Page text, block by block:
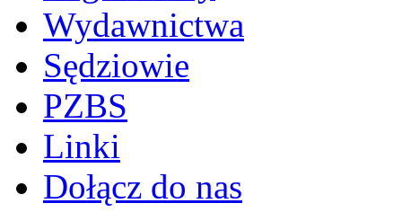
Wydawnictwa
Sędziowie
PZBS
Linki
Dołącz do nas